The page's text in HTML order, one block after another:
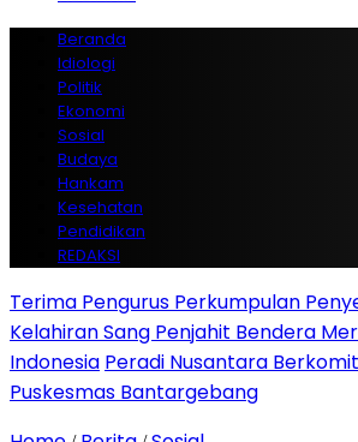
Beranda
Idiologi
Politik
Ekonomi
Sosial
Budaya
Hankam
Kesehatan
Pendidikan
REDAKSI
Terima Pengurus Perkumpulan
Kelahiran Sang Penjahit Bendera
Indonesia Peradi Nusantara
Puskesmas Bantargebang